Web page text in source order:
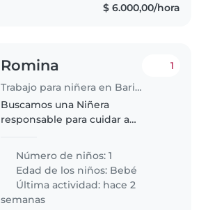
$ 6.000,00/hora
Romina
Trabajo para niñera en Bariloche
1
Buscamos una Niñera
responsable para cuidar a
Número de niños: 1
Edad de los niños: Bebé
Última actividad: hace 2
semanas